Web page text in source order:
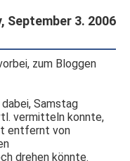
September 3. 2006
zum Bloggen
Samstag
vermitteln konnte,
entfernt von
drehen könnte.